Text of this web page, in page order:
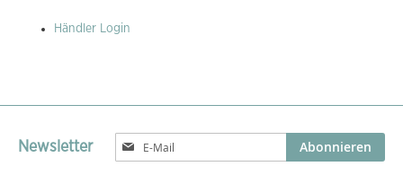
Händler Login
Newsletter
Melden
Sie
Abonnieren